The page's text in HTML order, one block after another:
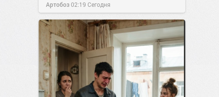
Артобоз02:19 Сегодня